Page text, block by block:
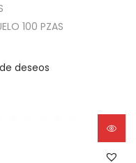
100 PZAS
deseos